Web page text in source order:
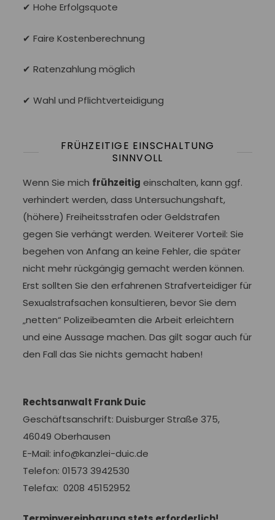
✔ Hohe Erfolgsquote
✔ Faire Kostenberechnung
✔ Ratenzahlung möglich
✔ Wahl und Pflichtverteidigung
FRÜHZEITIGE EINSCHALTUNG
SINNVOLL
Wenn Sie mich frühzeitig einschalten, kann ggf.
verhindert werden, dass Untersuchungshaft,
(höhere) Freiheitsstrafen oder Geldstrafen
gegen Sie verhängt werden. Weiterer Vorteil: Sie
begehen von Anfang an keine Fehler, die später
nicht mehr rückgängig gemacht werden können.
Erst sollten Sie den erfahrenen Strafverteidiger für
Sexualstrafsachen konsultieren, bevor Sie dem
„netten“ Polizeibeamten die Arbeit erleichtern
und eine Aussage machen. Das gilt sogar auch für
den Fall das Sie nichts gemacht haben!
Rechtsanwalt Frank Duic
Geschäftsanschrift: Duisburger Straße 375,
46049 Oberhausen
E-Mail: info@kanzlei-duic.de
Telefon: 01573 3942530
Telefax: 0208 45152952